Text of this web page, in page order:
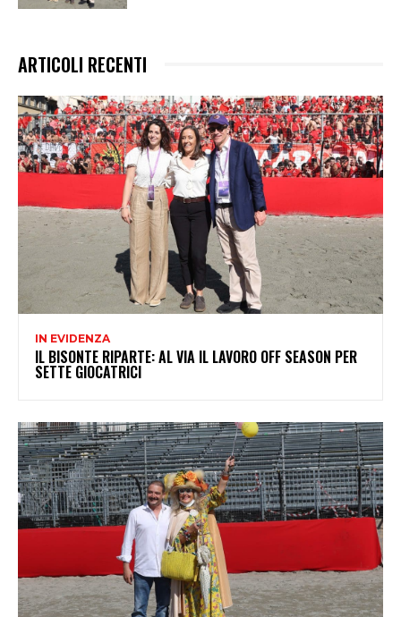
ARTICOLI RECENTI
IN EVIDENZA
IL BISONTE RIPARTE: AL VIA IL LAVORO OFF SEASON PER
SETTE GIOCATRICI